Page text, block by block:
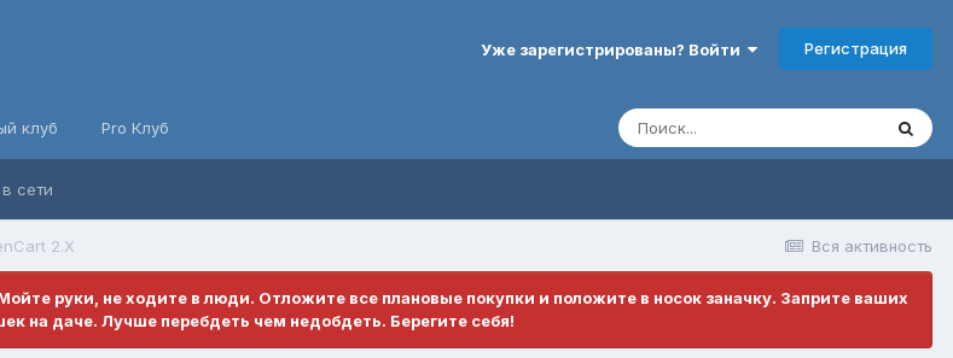
Уже зарегистрированы? Войти Регистрация
сети
клуб Pro Клуб
Вся активность
2.X
руки, не ходите в люди. Отложите все плановые покупки и положите в носок заначку. Заприте ваших
на даче. Лучше перебдеть чем недобдеть. Берегите себя!